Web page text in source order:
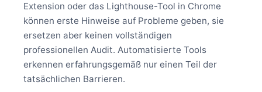
Extension oder das Lighthouse-Tool in Chrome
können erste Hinweise auf Probleme geben, sie
ersetzen aber keinen vollständigen
professionellen Audit. Automatisierte Tools
erkennen erfahrungsgemäß nur einen Teil der
tatsächlichen Barrieren.